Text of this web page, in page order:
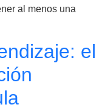
al menos una
el